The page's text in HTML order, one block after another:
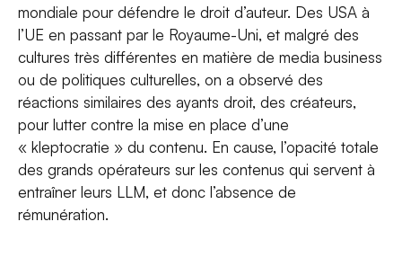
mondiale pour défendre le droit d’auteur. Des USA à
l’UE en passant par le Royaume-Uni, et malgré des
cultures très différentes en matière de media business
ou de politiques culturelles, on a observé des
réactions similaires des ayants droit, des créateurs,
pour lutter contre la mise en place d’une
« kleptocratie » du contenu. En cause, l’opacité totale
des grands opérateurs sur les contenus qui servent à
entraîner leurs LLM, et donc l’absence de
rémunération.